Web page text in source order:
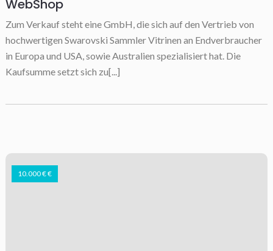
WebShop
Zum Verkauf steht eine GmbH, die sich auf den Vertrieb von
hochwertigen Swarovski Sammler Vitrinen an Endverbraucher
in Europa und USA, sowie Australien spezialisiert hat. Die
Kaufsumme setzt sich zu[...]
10.000 € €